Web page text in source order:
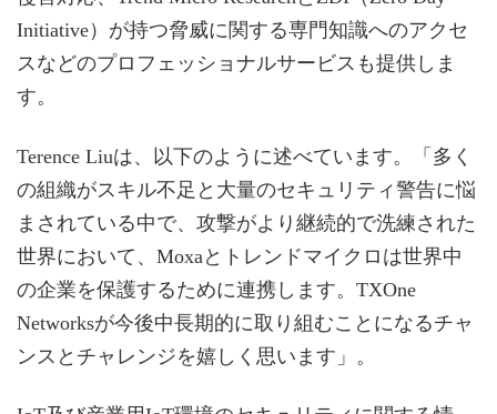
Initiative）が持つ脅威に関する専門知識へのアクセ
スなどのプロフェッショナルサービスも提供しま
す。
Terence Liuは、以下のように述べています。「多く
の組織がスキル不足と大量のセキュリティ警告に悩
まされている中で、攻撃がより継続的で洗練された
世界において、Moxaとトレンドマイクロは世界中
の企業を保護するために連携します。TXOne
Networksが今後中長期的に取り組むことになるチャ
ンスとチャレンジを嬉しく思います」。